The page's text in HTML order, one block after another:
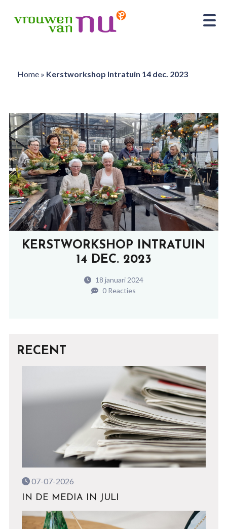
Home» Kerstworkshop Intratuin 14 dec. 2023
KERSTWORKSHOP INTRATUIN
14 DEC. 2023
18 januari 2024
0 Reacties
RECENT
07-07-2026
IN DE MEDIA IN JULI